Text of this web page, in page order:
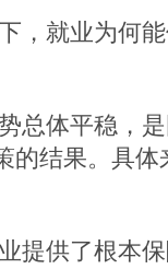
就业为何能
体平稳，是
的结果。具
供了根本保